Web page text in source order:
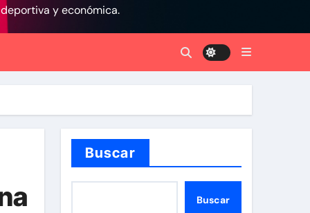
y económica.
Buscar
Buscar